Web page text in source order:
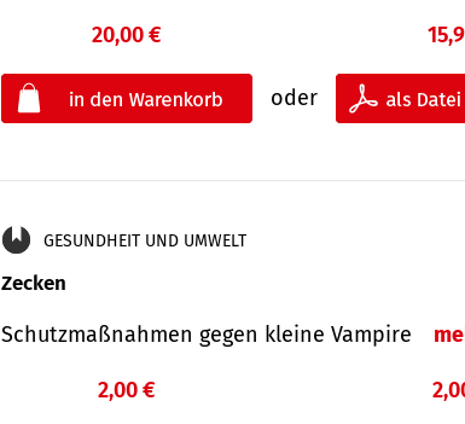
20,00 €
oder
GESUNDHEIT UND UMWELT
Zecken
Schutz­maß­nahmen gegen kleine Vampire
2,00 €